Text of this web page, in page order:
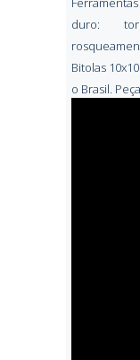
duro:
Bitolas
o Brasil.